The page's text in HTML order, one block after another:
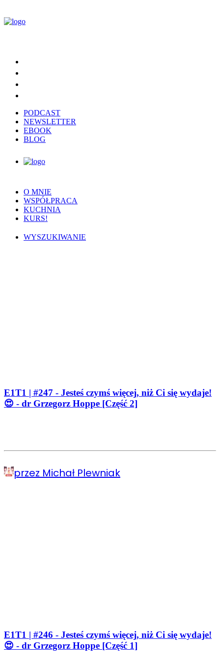
PODCAST
NEWSLETTER
EBOOK
BLOG
O MNIE
WSPÓŁPRACA
KUCHNIA
KURS!
WYSZUKIWANIE
E1T1 | #247 - Jesteś czymś więcej, niż Ci się wydaje!
😍 - dr Grzegorz Hoppe [Część 2]
przez Michał Plewniak
E1T1 | #246 - Jesteś czymś więcej, niż Ci się wydaje!
😍 - dr Grzegorz Hoppe [Część 1]